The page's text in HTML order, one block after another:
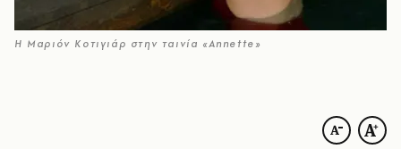
Η Μαριόν Κοτιγιάρ στην ταινία «Annette»